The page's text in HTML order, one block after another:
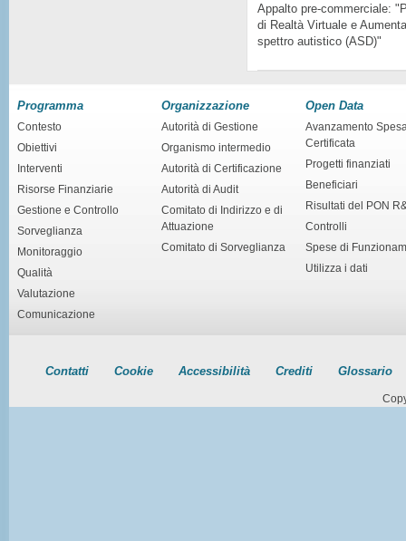
Appalto pre-commerciale:
di Realtà Virtuale e
spettro autistico (ASD)"
Programma
Contesto
Obiettivi
Interventi
Risorse Finanziarie
Gestione e Controllo
Sorveglianza
Monitoraggio
Qualità
Valutazione
Comunicazione
Organizzazione
Autorità di Gestione
Organismo intermedio
Autorità di Certificazione
Autorità di Audit
Comitato di Indirizzo e di
Attuazione
Comitato di Sorveglianza
Open Data
Avanzamento
Certificata
Progetti finanziati
Beneficiari
Risultati del PON
Controlli
Spese di
Utilizza i dati
Contatti Cookie Accessibilità Crediti Glossario